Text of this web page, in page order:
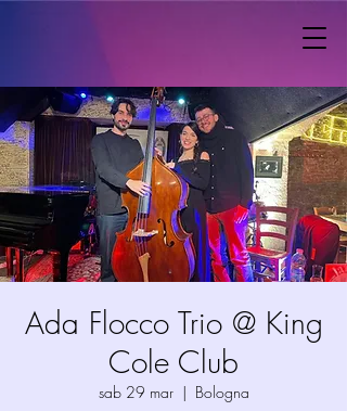
Ada Flocco Trio @ King
Cole Club
sab 29 mar
  |
Bologna